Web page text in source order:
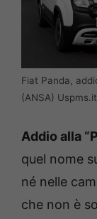
Fiat Panda,
(ANSA) Uspms.it
Addio alla
quel nome
né nelle
che non è